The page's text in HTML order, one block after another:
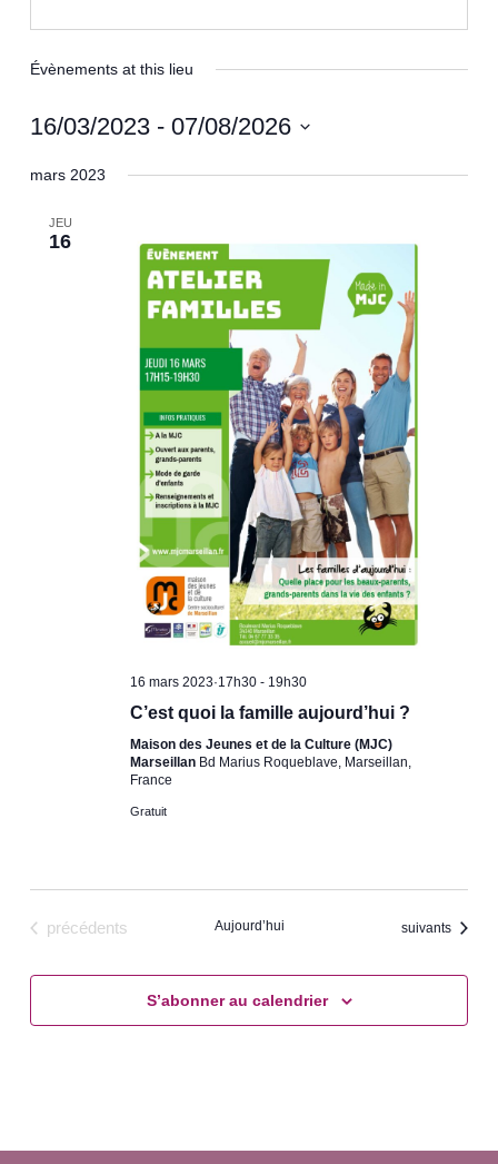
Évènements at this lieu
16/03/2023 - 07/08/2026
date.
mars 2023
JEU
16
16 mars 2023·17h30- 19h30
C’est quoi la famille aujourd’hui ?
Maison des Jeunes et de la Culture (MJC)
Marseillan Bd Marius Roqueblave, Marseillan,
France
Gratuit
Évènements
précédents Aujourd’hui Évènements
suivants
S’abonner au calendrier